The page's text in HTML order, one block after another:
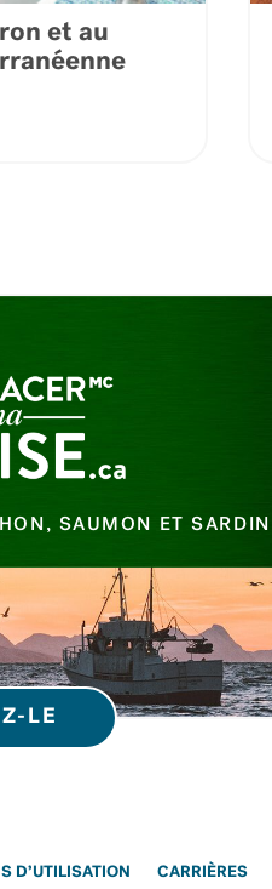
et au
SAUMON ET
LE
D’UTILISATION CARRIÈRES